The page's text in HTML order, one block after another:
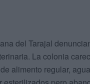
del Tarajal
La colonia
alimento regular,